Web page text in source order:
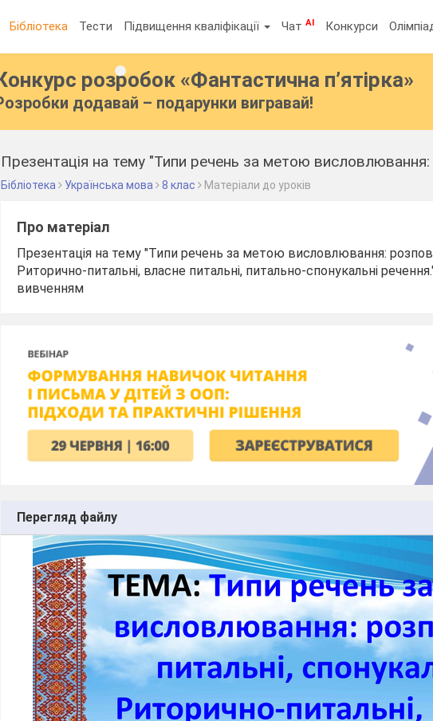
Бібліотека Тести Підвищення кваліфікації ЧатAI Конкурси
розробок «Фантастична п’ятірка»
додавай – подарунки вигравай!
Бібліотека Українська мова 8 клас Матеріали до уроків
Про матеріал
Презентація на тему "Типи речень за метою висловлювання:
Риторично-питальні, власне питальні, питально-спонукальні
вивченням
Перегляд файлу